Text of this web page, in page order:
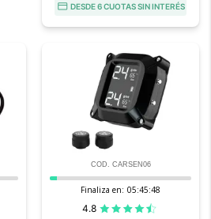
DESDE 6 CUOTAS SIN INTERÉS
COD. CARSEN06
Finaliza en: 05:45:47
4.8